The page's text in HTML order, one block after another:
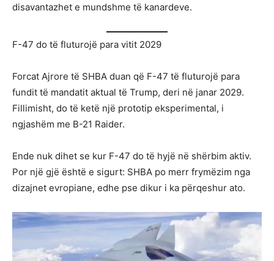
disavantazhet e mundshme të kanardeve.
F-47 do të fluturojë para vitit 2029
Forcat Ajrore të SHBA duan që F-47 të fluturojë para
fundit të mandatit aktual të Trump, deri në janar 2029.
Fillimisht, do të ketë një prototip eksperimental, i
ngjashëm me B-21 Raider.
Ende nuk dihet se kur F-47 do të hyjë në shërbim aktiv.
Por një gjë është e sigurt: SHBA po merr frymëzim nga
dizajnet evropiane, edhe pse dikur i ka përqeshur ato.